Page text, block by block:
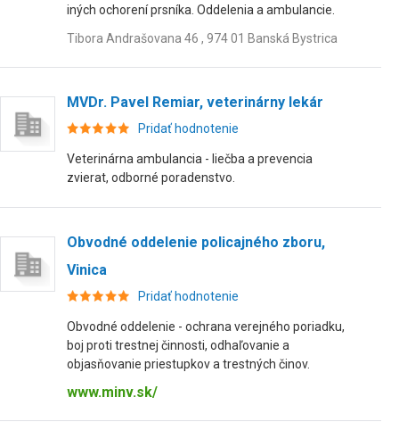
iných ochorení prsníka. Oddelenia a ambulancie.
Tibora Andrašovana 46 , 974 01 Banská Bystrica
MVDr. Pavel Remiar, veterinárny lekár
Pridať hodnotenie
Veterinárna ambulancia - liečba a prevencia
zvierat, odborné poradenstvo.
Obvodné oddelenie policajného zboru,
Vinica
Pridať hodnotenie
Obvodné oddelenie - ochrana verejného poriadku,
boj proti trestnej činnosti, odhaľovanie a
objasňovanie priestupkov a trestných činov.
www.minv.sk/